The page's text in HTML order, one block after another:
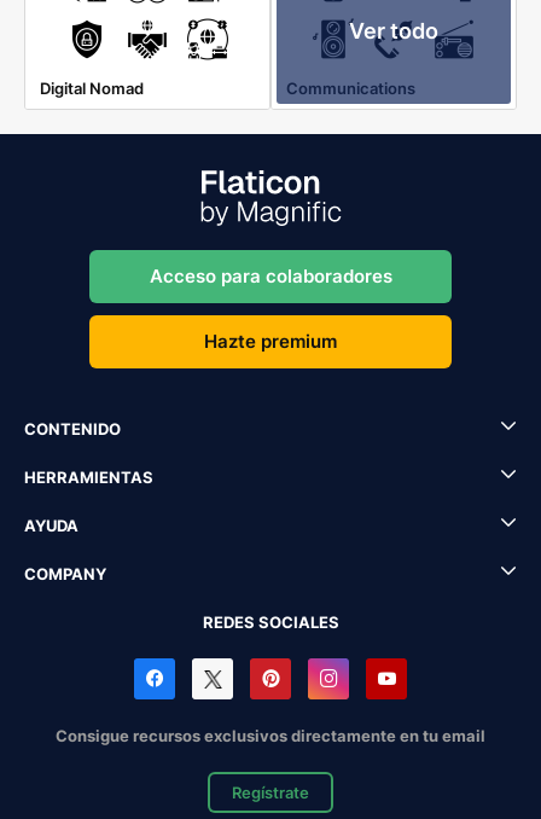
Digital Nomad
Ver todo
Communications
Acceso para colaboradores
Hazte premium
CONTENIDO
HERRAMIENTAS
AYUDA
COMPANY
REDES SOCIALES
Consigue recursos exclusivos directamente en tu email
Regístrate